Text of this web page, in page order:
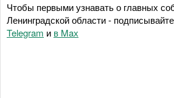
Чтобы первыми узнавать о главных
Ленинградской области -
Telegram и в Maх